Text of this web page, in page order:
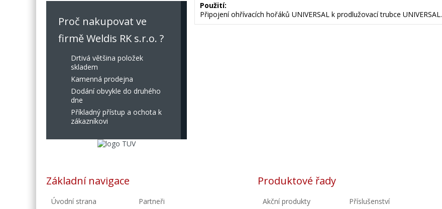
Proč nakupovat ve
firmě Weldis RK s.r.o. ?
Drtivá většina položek
skladem
Kamenná prodejna
Dodání obvykle do druhého
dne
Příkladný přístup a ochota k
zákazníkovi
Použití:
Připojení ohřívacích hořáků UNIVERSAL k prodlužovací trubce UNIVERSAL.
Základní navigace
Úvodní strana
Partneři
Produktové řady
Akční produkty
Příslušenství